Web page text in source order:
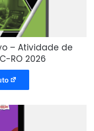
– Atividade de
RO 2026